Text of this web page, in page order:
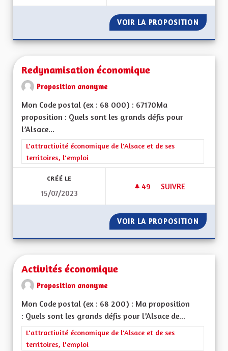
VOIR LA PROPOSITION
Redynamisation économique
Proposition anonyme
Mon Code postal (ex : 68 000) : 67170Ma
proposition : Quels sont les grands défis pour
l’Alsace...
Filtrer les résultats de la catégorie : L'attractivité
L'attractivité économique de l'Alsace et de ses
territoires, l'emploi
CRÉÉ LE
15/07/2023
49 49 ABONNÉS
SUIVRE
VOIR LA PROPOSITION
Activités économique
Proposition anonyme
Mon Code postal (ex : 68 200) : Ma proposition
: Quels sont les grands défis pour l’Alsace de...
Filtrer les résultats de la catégorie : L'attractivité
L'attractivité économique de l'Alsace et de ses
territoires, l'emploi